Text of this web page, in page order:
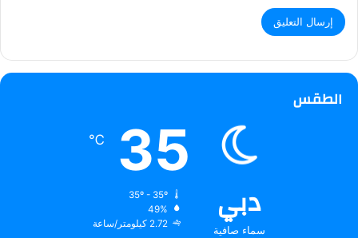
الطقس
دبي
سماء صافية
35
℃
49%
2.72 كيلومتر/ساعة